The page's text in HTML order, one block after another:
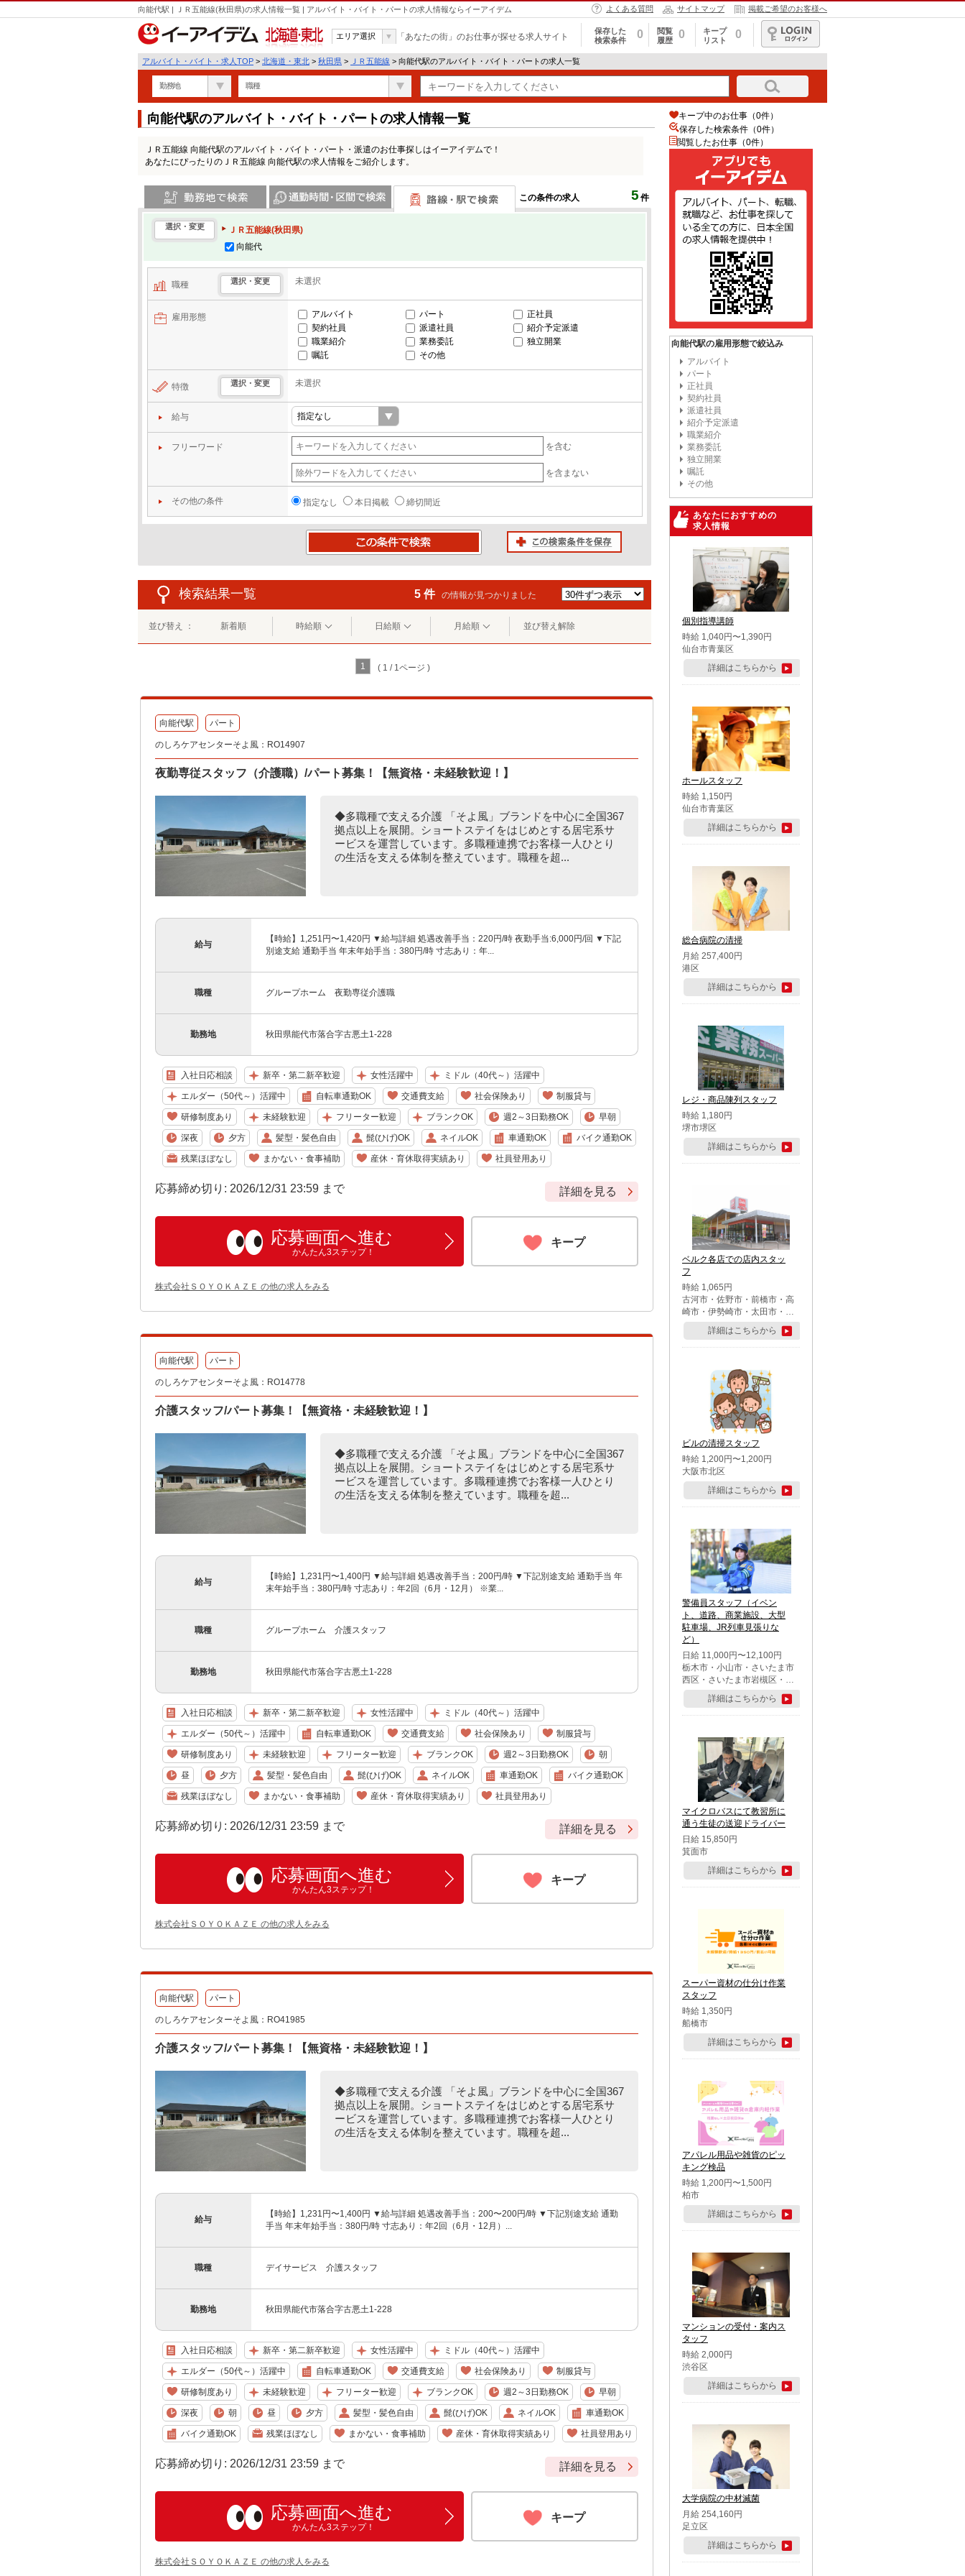
向能代駅 | ＪＲ五能線(秋田県)の求人情報一覧 | アルバイト・バイト・パートの求人情報ならイーアイデム よくある質問 サイトマップ 掲載ご希望のお客様へ
北海道・東北
エリア選択 「あなたの街」のお仕事が探せる求人サイト
保存した
検索条件
0
閲覧
履歴
0
キープ
リスト
0
ログイン
アルバイト・バイト・求人TOP > 北海道・東北 > 秋田県 > ＪＲ五能線 > 向能代駅のアルバイト・バイト・パートの求人一覧
勤務地 職種
向能代駅のアルバイト・バイト・パートの求人情報一覧
ＪＲ五能線 向能代駅のアルバイト・バイト・パート・派遣のお仕事探しはイーアイデムで！
あなたにぴったりのＪＲ五能線 向能代駅の求人情報をご紹介します。
この条件の求人 5 件
選択・変更
ＪＲ五能線(秋田県)
向能代
職種 選択・変更 未選択
雇用形態 アルバイト パート
正社員
契約社員
派遣社員
紹介予定派遣
職業紹介
業務委託
独立開業
嘱託
その他
特徴 選択・変更 未選択
給与
フリーワード を含む
を含まない
その他の条件 指定なし 本日掲載 締切間近
検索結果一覧 5 件 の情報が見つかりました
並び替え ： 新着順 時給順 日給順 月給順 並び替え解除
1 ( 1 / 1ページ )
向能代駅 パート
のしろケアセンターそよ風：RO14907
夜勤専従スタッフ（介護職）/パート募集！【無資格・未経験歓迎！】
◆多職種で支える介護 「そよ風」ブランドを中心に全国367
拠点以上を展開。ショートステイをはじめとする居宅系サ
ービスを運営しています。多職種連携でお客様一人ひとり
の生活を支える体制を整えています。職種を超...
給与
【時給】1,251円〜1,420円 ▼給与詳細 処遇改善手当：220円/時 夜勤手当:6,000円/回 ▼下記
別途支給 通勤手当 年末年始手当：380円/時 寸志あり：年...
職種 グループホーム 夜勤専従介護職
勤務地 秋田県能代市落合字古悪土1-228
入社日応相談 新卒・第二新卒歓迎 女性活躍中 ミドル（40代～）活躍中
エルダー（50代～）活躍中 自転車通勤OK 交通費支給 社会保険あり 制服貸与
研修制度あり 未経験歓迎 フリーター歓迎 ブランクOK 週2～3日勤務OK 早朝
深夜 夕方 髪型・髪色自由 髭(ひげ)OK ネイルOK 車通勤OK バイク通勤OK
残業ほぼなし まかない・食事補助 産休・育休取得実績あり 社員登用あり
応募締め切り: 2026/12/31 23:59 まで 詳細を見る
応募画面へ進む
かんたん3ステップ！
キープ
株式会社ＳＯＹＯＫＡＺＥ の他の求人をみる
向能代駅 パート
のしろケアセンターそよ風：RO14778
介護スタッフ/パート募集！【無資格・未経験歓迎！】
◆多職種で支える介護 「そよ風」ブランドを中心に全国367
拠点以上を展開。ショートステイをはじめとする居宅系サ
ービスを運営しています。多職種連携でお客様一人ひとり
の生活を支える体制を整えています。職種を超...
給与
【時給】1,231円〜1,400円 ▼給与詳細 処遇改善手当：200円/時 ▼下記別途支給 通勤手当 年
末年始手当：380円/時 寸志あり：年2回（6月・12月） ※業...
職種 グループホーム 介護スタッフ
勤務地 秋田県能代市落合字古悪土1-228
入社日応相談 新卒・第二新卒歓迎 女性活躍中 ミドル（40代～）活躍中
エルダー（50代～）活躍中 自転車通勤OK 交通費支給 社会保険あり 制服貸与
研修制度あり 未経験歓迎 フリーター歓迎 ブランクOK 週2～3日勤務OK 朝
昼 夕方 髪型・髪色自由 髭(ひげ)OK ネイルOK 車通勤OK バイク通勤OK
残業ほぼなし まかない・食事補助 産休・育休取得実績あり 社員登用あり
応募締め切り: 2026/12/31 23:59 まで 詳細を見る
応募画面へ進む
かんたん3ステップ！
キープ
株式会社ＳＯＹＯＫＡＺＥ の他の求人をみる
向能代駅 パート
のしろケアセンターそよ風：RO41985
介護スタッフ/パート募集！【無資格・未経験歓迎！】
◆多職種で支える介護 「そよ風」ブランドを中心に全国367
拠点以上を展開。ショートステイをはじめとする居宅系サ
ービスを運営しています。多職種連携でお客様一人ひとり
の生活を支える体制を整えています。職種を超...
給与
【時給】1,231円〜1,400円 ▼給与詳細 処遇改善手当：200〜200円/時 ▼下記別途支給 通勤
手当 年末年始手当：380円/時 寸志あり：年2回（6月・12月）...
職種 デイサービス 介護スタッフ
勤務地 秋田県能代市落合字古悪土1-228
入社日応相談 新卒・第二新卒歓迎 女性活躍中 ミドル（40代～）活躍中
エルダー（50代～）活躍中 自転車通勤OK 交通費支給 社会保険あり 制服貸与
研修制度あり 未経験歓迎 フリーター歓迎 ブランクOK 週2～3日勤務OK 早朝
深夜 朝 昼 夕方 髪型・髪色自由 髭(ひげ)OK ネイルOK 車通勤OK
バイク通勤OK 残業ほぼなし まかない・食事補助 産休・育休取得実績あり 社員登用あり
応募締め切り: 2026/12/31 23:59 まで 詳細を見る
応募画面へ進む
かんたん3ステップ！
キープ
株式会社ＳＯＹＯＫＡＺＥ の他の求人をみる
キープ中のお仕事（0件）
保存した検索条件（0件）
閲覧したお仕事（0件）
向能代駅の雇用形態で絞込み
アルバイト
パート
正社員
契約社員
派遣社員
紹介予定派遣
職業紹介
業務委託
独立開業
嘱託
その他
あなたにおすすめの
求人情報
個別指導講師
時給 1,040円〜1,390円
仙台市青葉区
詳細はこちらから
ホールスタッフ
時給 1,150円
仙台市青葉区
詳細はこちらから
総合病院の清掃
月給 257,400円
港区
詳細はこちらから
レジ・商品陳列スタッフ
時給 1,180円
堺市堺区
詳細はこちらから
ベルク各店での店内スタッ
フ
時給 1,065円
古河市・佐野市・前橋市・高
崎市・伊勢崎市・太田市・館
林市・藤岡市・大泉町・さい
たま市北区・川越市・熊谷
市・行田市・秩父市・所沢
市・鶴ケ島市・千葉市中央
区・市川市・松戸市・習志野
市・柏市・流山市・八千代
市・足立区・江戸川区・八王
子市・町田市
詳細はこちらから
ビルの清掃スタッフ
時給 1,200円〜1,200円
大阪市北区
詳細はこちらから
警備員スタッフ（イベン
ト、道路、商業施設、大型
駐車場、JR列車見張りな
ど）
日給 11,000円〜12,100円
栃木市・小山市・さいたま市
西区・さいたま市岩槻区・久
喜市・蓮田市
詳細はこちらから
マイクロバスにて教習所に
通う生徒の送迎ドライバー
日給 15,850円
箕面市
詳細はこちらから
スーパー資材の仕分け作業
スタッフ
時給 1,350円
船橋市
詳細はこちらから
アパレル用品や雑貨のピッ
キング検品
時給 1,200円〜1,500円
柏市
詳細はこちらから
マンションの受付・案内ス
タッフ
時給 2,000円
渋谷区
詳細はこちらから
大学病院の中材滅菌
月給 254,160円
足立区
詳細はこちらから